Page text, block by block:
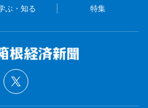
ぶ・知る 特集